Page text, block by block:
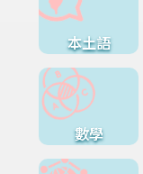
本土語
數學